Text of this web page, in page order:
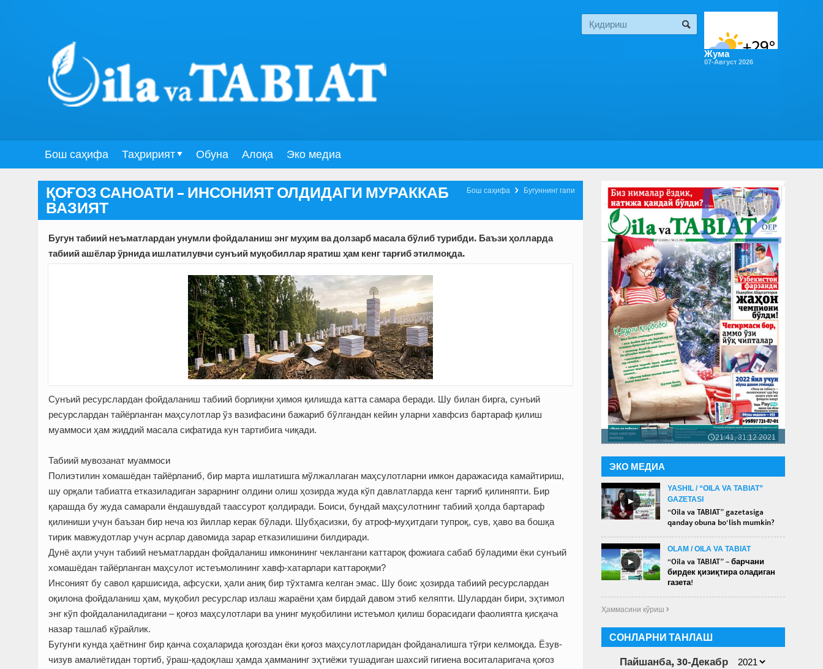
Жума
07-Август 2026
Бош саҳифа Таҳририят Обуна Алоқа Эко медиа
Бугуннинг гапи

Бош саҳифа
ҚОҒОЗ САНОАТИ – ИНСОНИЯТ ОЛДИДАГИ МУРАККАБ
ВАЗИЯТ
Бугун табиий неъматлардан унумли фойдаланиш энг муҳим ва долзарб масала бўлиб турибди. Баъзи ҳолларда
табиий ашёлар ўрнида ишлатилувчи сунъий муқобиллар яратиш ҳам кенг тарғиб этилмоқда.
Сунъий ресурслардан фойдаланиш табиий борлиқни ҳимоя қилишда катта самара беради. Шу билан бирга, сунъий
ресурслардан тайёрланган маҳсулотлар ўз вазифасини бажариб бўлгандан кейин уларни хавфсиз бартараф қилиш
муаммоси ҳам жиддий масала сифатида кун тартибига чиқади.
Табиий мувозанат муаммоси
Полиэтилин хомашёдан тайёрланиб, бир марта ишлатишга мўлжаллаган маҳсулотларни имкон даражасида камайтириш,
шу орқали табиатга етказиладиган зарарнинг олдини олиш ҳозирда жуда кўп давлатларда кенг тарғиб қилиняпти. Бир
қарашда бу жуда самарали ёндашувдай таассурот қолдиради. Боиси, бундай маҳсулотнинг табиий ҳолда бартараф
қилиниши учун баъзан бир неча юз йиллар керак бўлади. Шубҳасизки, бу атроф-муҳитдаги тупроқ, сув, ҳаво ва бошқа
тирик мавжудотлар учун асрлар давомида зарар етказилишини билдиради.
Дунё аҳли учун табиий неъматлардан фойдаланиш имконининг чеклангани каттароқ фожиага сабаб бўладими ёки сунъий
хомашёдан тайёрланган маҳсулот истеъмолининг хавф-хатарлари каттароқми?
Инсоният бу савол қаршисида, афсуски, ҳали аниқ бир тўхтамга келган эмас. Шу боис ҳозирда табиий ресурслардан
оқилона фойдаланиш ҳам, муқобил ресурслар излаш жараёни ҳам бирдай давом этиб келяпти. Шулардан бири, эҳтимол
энг кўп фойдаланиладигани – қоғоз маҳсулотлари ва унинг муқобилини истеъмол қилиш борасидаги фаолиятга қисқача
назар ташлаб кўрайлик.
Бугунги кунда ҳаётнинг бир қанча соҳаларида қоғоздан ёки қоғоз маҳсулотларидан фойданалишга тўғри келмоқда. Ёзув-
чизув амалиётидан тортиб, ўраш-қадоқлаш ҳамда ҳамманинг эҳтиёжи тушадиган шахсий гигиена воситаларигача қоғоз
🕔21:41, 31.12.2021
52
ЭКО МЕДИА
►
YASHIL / “OILA VA TABIAT”
GAZETASI
“Oila va TABIAT” gazetasiga
qanday obuna bo‘lish mumkin?
►
OLAM / OILA VA TABIAT
“Oila va TABIAT” – барчани
бирдек қизиқтира оладиган
газета!
Ҳаммасини кўриш 
СОНЛАРНИ ТАНЛАШ
Пайшанба, 30-Декабр